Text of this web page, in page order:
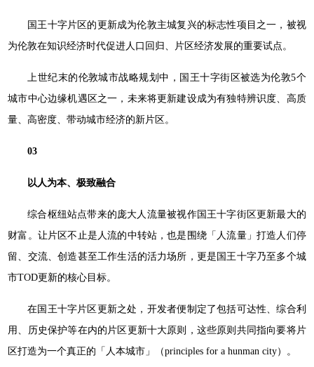
国王十字片区的更新成为伦敦主城复兴的标志性项目之一，被视
为伦敦在知识经济时代促进人口回归、片区经济发展的重要试点。
上世纪末的伦敦城市战略规划中，国王十字街区被选为伦敦5个
城市中心边缘机遇区之一，未来将更新建设成为有独特辨识度、高质
量、高密度、带动城市经济的新片区。
03
以人为本、极致融合
综合枢纽站点带来的庞大人流量被视作国王十字街区更新最大的
财富。让片区不止是人流的中转站，也是围绕「人流量」打造人们停
留、交流、创造甚至工作生活的活力场所，更是国王十字乃至多个城
市TOD更新的核心目标。
在国王十字片区更新之处，开发者便制定了包括可达性、综合利
用、历史保护等在内的片区更新十大原则，这些原则共同指向要将片
区打造为一个真正的「人本城市」（principles for a hunman city）。